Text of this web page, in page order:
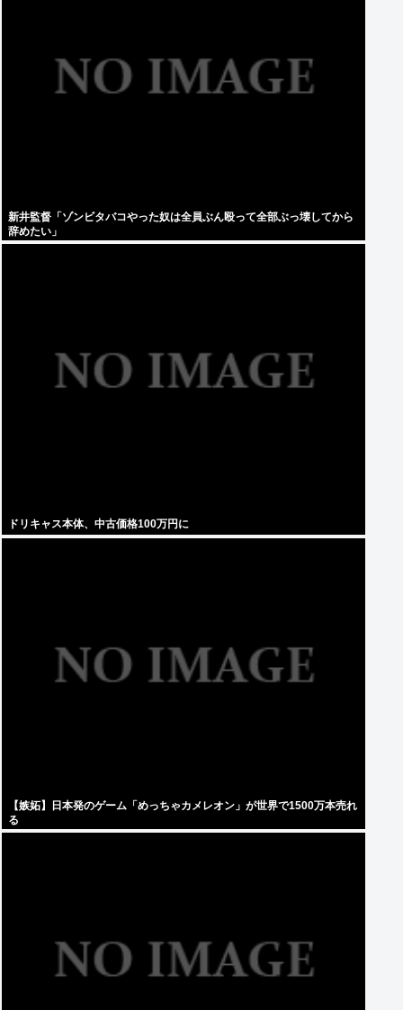
新井監督「ゾンビタバコやった奴は全員ぶん殴って全部ぶっ壊してから
辞めたい」
ドリキャス本体、中古価格100万円に
【嫉妬】日本発のゲーム「めっちゃカメレオン」が世界で1500万本売れ
る